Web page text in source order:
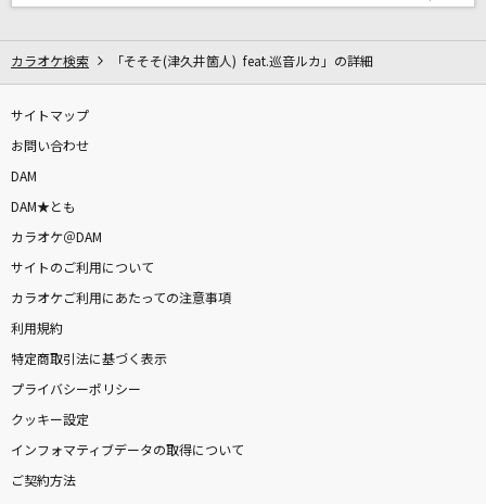
Eve
RPG
[生音]勝手にしやがれ
沢田研二
奏(かなで)
スキマスイッチ
I(ビデオクリップバージョン)
カラオケ検索 「そそそ(津久井箇人) feat.巡音ルカ」の詳細
サイトマップ
お問い合わせ
DAM
DAM★とも
カラオケ＠DAM
サイトのご利用について
カラオケご利用にあたっての注意事項
利用規約
特定商取引法に基づく表示
プライバシーポリシー
クッキー設定
インフォマティブデータの取得について
ご契約方法